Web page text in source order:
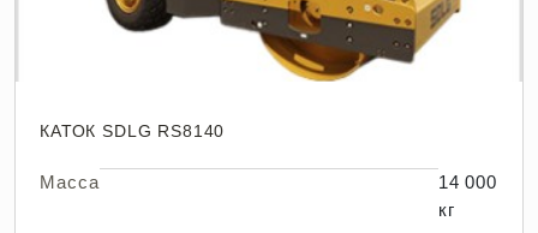
КАТОК SDLG RS8140
Масса
14 000
кг